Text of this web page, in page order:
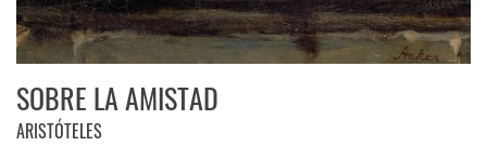
SOBRE LA AMISTAD
ARISTÓTELES